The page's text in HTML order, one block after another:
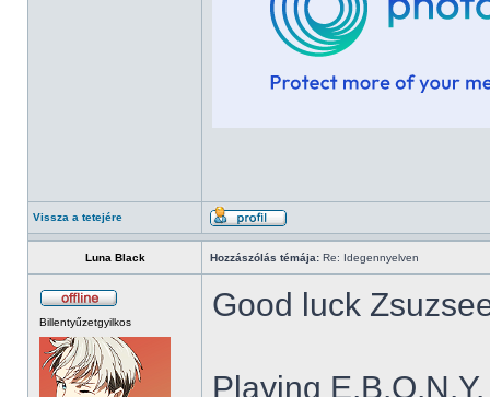
Vissza a tetejére
Luna Black Hozzászólás témája: Re: Idegennyelven
Billentyűzetgyilkos Good luck
Playing